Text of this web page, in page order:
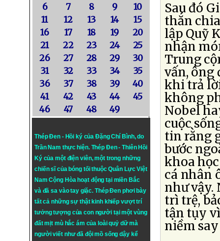
6
7 8 9
10
11
12 13 14
15
16
17 18 19
20
21
22 23 24
25
26
27 28 29
30
31
32 33 34
35
36
37 38 39
40
41
42 43 44
45
46
47 48 49
Thép Đen - Hồi ký của Đặng Chí Bình, do
Trần Nam thực hiện. Thép Đen- Thiên Hồi
Ký của một điện viên, một trong những
chiến sĩ của bóng tối thuộc Quân Lực Việt
Nam Cộng Hòa hoạt động tại miền Bắc
và đã sa vào tay giặc. Thép Đen phơi bày
tất cả những sự thật kinh khiếp vượt trí
tưởng tượng của con người tại một vùng
đất mịt mù hắc ám của loài quỷ dữ mà
người viết như đã đội mồ sống dậy kể
Sau đó
thắn
lập Quỹ
nhận
Trung
vấn, ông
khi trả
không
Nobel
cuộc
tin rằng
bước
khoa
cá nhân
như vậy.
trì trệ,
tận tụy
niềm